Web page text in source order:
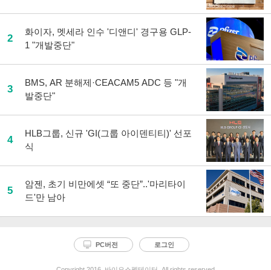
2
화이자, 멧세라 인수 '디앤디' 경구용 GLP-
1 "개발중단"
3
BMS, AR 분해제·CEACAM5 ADC 등 "개
발중단"
4
HLB그룹, 신규 'GI(그룹 아이덴티티)' 선포
식
5
암젠, 초기 비만에셋 “또 중단”..'마리타이
드'만 남아
PC버전 로그인